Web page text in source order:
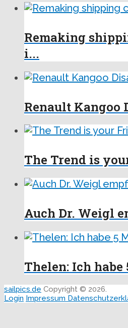
Remaking
i...
Renault Kangoo
The Trend is
Auch Dr. Weigl
Thelen: Ich habe
sailpics.de Copyright © 2026.
Login Impressum